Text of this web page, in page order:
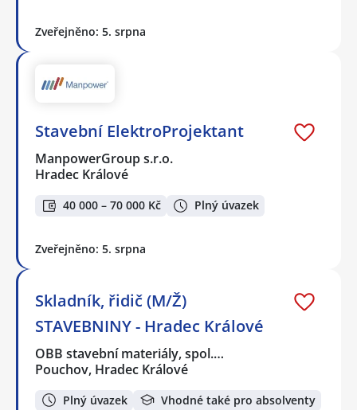
Zveřejněno: 5. srpna
Stavební ElektroProjektant
ManpowerGroup s.r.o.
Hradec Králové
40 000 – 70 000 Kč Plný úvazek
Zveřejněno: 5. srpna
Skladník, řidič (M/Ž)
STAVEBNINY - Hradec Králové
OBB stavební materiály, spol.…
Pouchov, Hradec Králové
Plný úvazek Vhodné také pro absolventy